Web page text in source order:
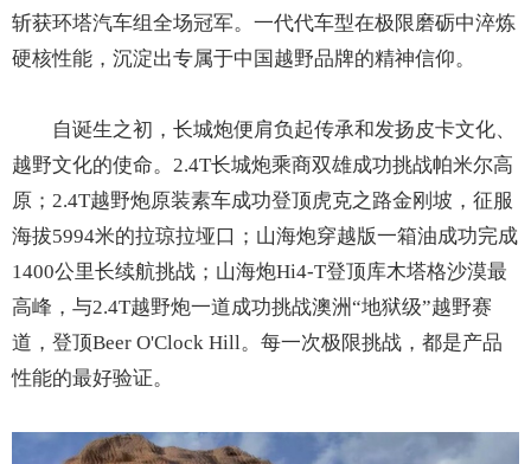
斩获环塔汽车组全场冠军。一代代车型在极限磨砺中淬炼
硬核性能，沉淀出专属于中国越野品牌的精神信仰。
自诞生之初，长城炮便肩负起传承和发扬皮卡文化、
越野文化的使命。2.4T长城炮乘商双雄成功挑战帕米尔高
原；2.4T越野炮原装素车成功登顶虎克之路金刚坡，征服
海拔5994米的拉琼拉垭口；山海炮穿越版一箱油成功完成
1400公里长续航挑战；山海炮Hi4-T登顶库木塔格沙漠最
高峰，与2.4T越野炮一道成功挑战澳洲“地狱级”越野赛
道，登顶Beer O'Clock Hill。每一次极限挑战，都是产品
性能的最好验证。